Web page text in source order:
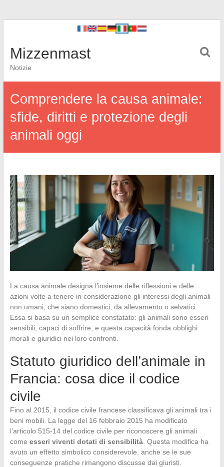
Mizzenmast
Notizie
Comprendere la causa animale:
sfide, diritti e protezione degli
animali oggi
La causa animale designa l’insieme delle riflessioni e delle
azioni volte a tenere in considerazione gli interessi degli animali
non umani, che siano domestici, da allevamento o selvatici.
Essa si basa su un semplice constatato: gli animali sono esseri
sensibili, capaci di soffrire, e questa capacità fonda obblighi
morali e giuridici nei loro confronti.
Statuto giuridico dell’animale in
Francia: cosa dice il codice
civile
Fino al 2015, il codice civile francese classificava gli animali tra i
beni mobili. La legge del 16 febbraio 2015 ha modificato
l’articolo 515-14 del codice civile per riconoscere gli animali
come esseri viventi dotati di sensibilità. Questa modifica ha
avuto un effetto simbolico considerevole, anche se le sue
conseguenze pratiche rimangono discusse dai giuristi.